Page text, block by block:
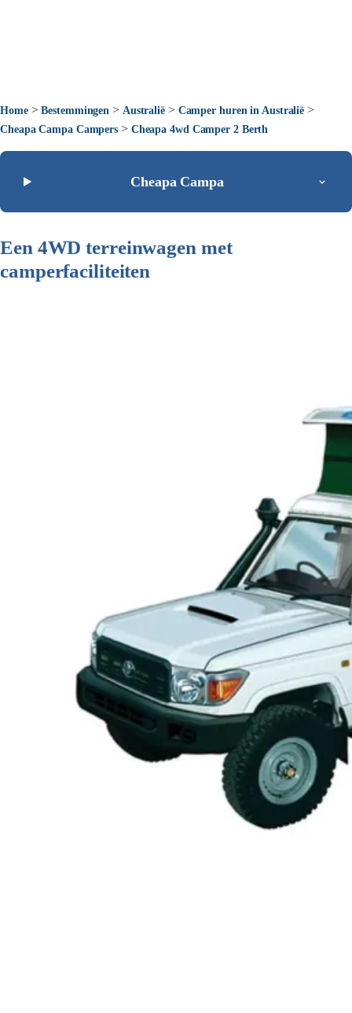
Home>Bestemmingen > Australië> Camper huren in Australië >
Cheapa Campa Campers > Cheapa 4wd Camper 2 Berth
Cheapa Campa
Een 4WD terreinwagen met
camperfaciliteiten